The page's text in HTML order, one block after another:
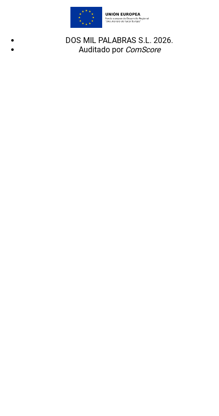
DOS MIL PALABRAS S.L. 2026.
Auditado por ComScore